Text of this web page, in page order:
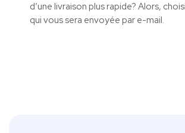
d’une livraison plus rapide? Alors,
qui vous sera envoyée par e-mail.